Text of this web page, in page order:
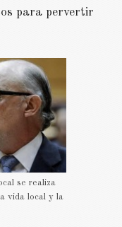
para pervertir
se realiza
vida local y la